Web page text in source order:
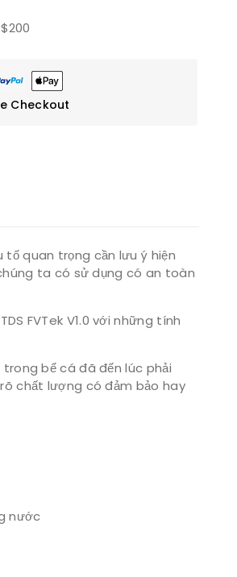
Checkout
quan trọng cần lưu ý hiện
ta có sử dụng có an toàn
FVTek V1.0 với những tính
bể cá đã đến lúc phải
chất lượng có đảm bảo hay
nước